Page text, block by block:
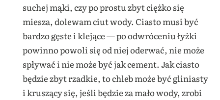
suchej mąki, czy po prostu zbyt ciężko się
miesza, dolewam ciut wody. Ciasto musi być
bardzo gęste i klejące — po odwróceniu łyżki
powinno powoli się od niej oderwać, nie może
spływać i nie może być jak cement. Jak ciasto
będzie zbyt rzadkie, to chleb może być gliniasty
i kruszący się, jeśli będzie za mało wody, zrobi